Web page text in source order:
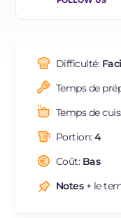
ES
BR
NL
Difficulté:
Temps de
Temps de
Portion:4
Coût: Bas
Notes+ le